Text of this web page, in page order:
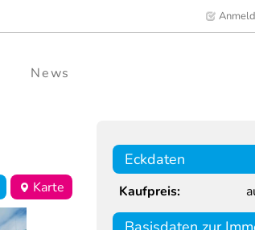
News
Karte
Eckdaten
Kaufpreis: